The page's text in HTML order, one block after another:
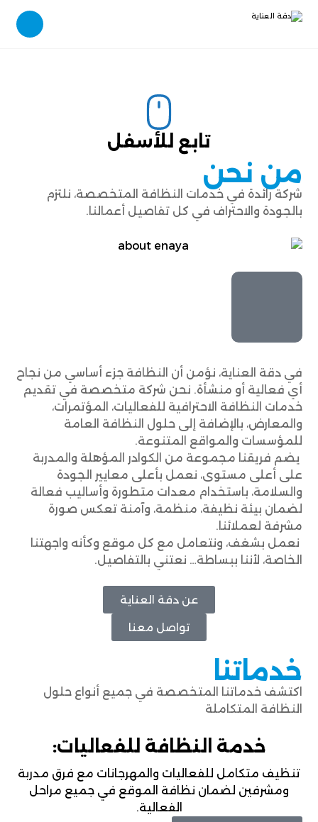
تابع للأسفل
من نحن
شركة رائدة في خدمات النظافة المتخصصة، نلتزم
بالجودة والاحتراف في كل تفاصيل أعمالنا.
في دقة العناية، نؤمن أن النظافة جزء أساسي من نجاح
أي فعالية أو منشأة. نحن شركة متخصصة في تقديم
خدمات النظافة الاحترافية للفعاليات، المؤتمرات،
والمعارض، بالإضافة إلى حلول النظافة العامة
للمؤسسات والمواقع المتنوعة.
يضم فريقنا مجموعة من الكوادر المؤهلة والمدربة
على أعلى مستوى، نعمل بأعلى معايير الجودة
والسلامة، باستخدام معدات متطورة وأساليب فعالة
لضمان بيئة نظيفة، منظمة، وآمنة تعكس صورة
مشرفة لعملائنا.
نعمل بشغف، ونتعامل مع كل موقع وكأنه واجهتنا
الخاصة، لأننا ببساطة… نعتني بالتفاصيل.
عن دقة العناية
تواصل معنا
خدماتنا
اكتشف خدماتنا المتخصصة في جميع أنواع حلول
النظافة المتكاملة
خدمة النظافة للفعاليات:
تنظيف متكامل للفعاليات والمهرجانات مع فرق مدربة
ومشرفين لضمان نظافة الموقع في جميع مراحل
الفعالية.